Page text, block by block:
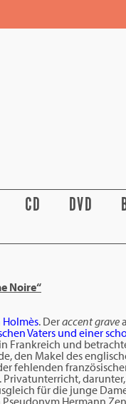
CD DVD
Noire“
. Deraccent grave
Vaters und einer
Frankreich und
den Makel des
fehlenden
für die junge
Hermann